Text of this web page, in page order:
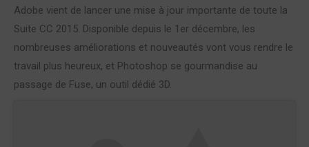
Adobe vient de lancer une mise à jour importante de toute la
Suite CC 2015. Disponible depuis le 1er décembre, les
nombreuses améliorations et nouveautés vont vous rendre le
travail plus heureux, et Photoshop se gourmandise au
passage de Fuse, un outil dédié 3D.